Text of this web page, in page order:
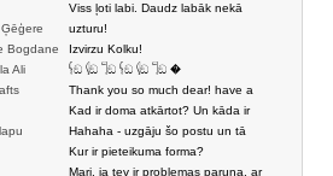
Viss ļoti labi. Daudz labāk nekā
karstmaizīšu
uzturu!
Bogdane
Izvirzu Kolku!
Ali
𓌜ඞ 𓌱ඞ 𓌏ඞ 𓌜ඞ 𓌱ඞ 𓌏ඞ �
Thank you so much dear! have a
nice day
Kad ir doma atkārtot? Un kāda ir
aptuvenā dalī
Hahaha - uzgāju šo postu un tā
sasmējos. Četr
Kur ir pieteikuma forma?
Mari, ja tev ir problemas paruna, ar